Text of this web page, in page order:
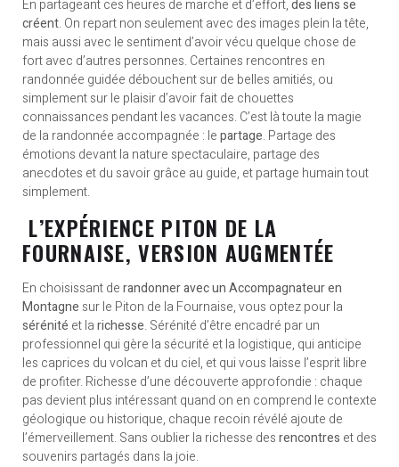
En partageant ces heures de marche et d’effort,des liens se
créent. On repart non seulement avec des images plein la tête,
mais aussi avec le sentiment d’avoir vécu quelque chose de
fort avec d’autres personnes. Certaines rencontres en
randonnée guidée débouchent sur de belles amitiés, ou
simplement sur le plaisir d’avoir fait de chouettes
connaissances pendant les vacances. C’est là toute la magie
de la randonnée accompagnée : lepartage. Partage des
émotions devant la nature spectaculaire, partage des
anecdotes et du savoir grâce au guide, et partage humain tout
simplement.
L’EXPÉRIENCE PITON DE LA
FOURNAISE, VERSION AUGMENTÉE
En choisissant derandonner avec un Accompagnateur en
Montagne sur le Piton de la Fournaise, vous optez pour la
sérénité et larichesse. Sérénité d’être encadré par un
professionnel qui gère la sécurité et la logistique, qui anticipe
les caprices du volcan et du ciel, et qui vous laisse l’esprit libre
de profiter. Richesse d’une découverte approfondie : chaque
pas devient plus intéressant quand on en comprend le contexte
géologique ou historique, chaque recoin révélé ajoute de
l’émerveillement. Sans oublier la richesse desrencontres et des
souvenirs partagés dans la joie.